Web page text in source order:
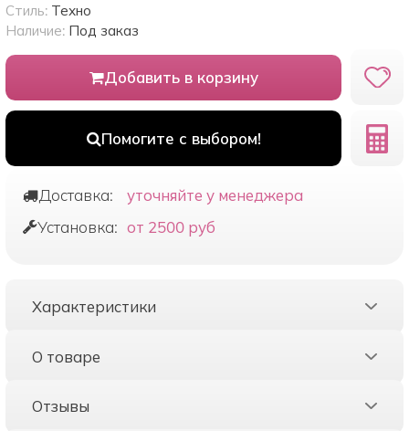
Добавить в корзину
Помогите с выбором!
Стиль: Техно
Наличие: Под заказ
Доставка:
уточняйте у менеджера
Установка: от 2500 руб
Характеристики
О товаре
Отзывы